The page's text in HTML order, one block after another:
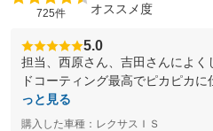
725件 オススメ度
5.0
担当、西原さん、吉田さんによ
ドコーティング最高でピカピカに
っと見る
購入した車種：レクサスＩＳ